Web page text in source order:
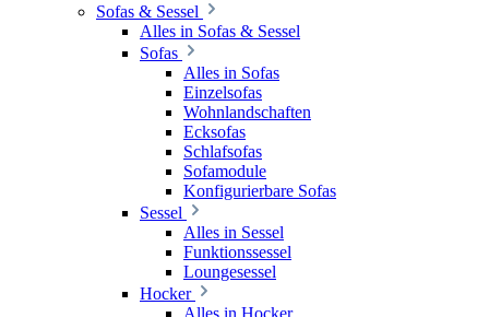
Sofas & Sessel
Alles in Sofas & Sessel
Sofas
Alles in Sofas
Einzelsofas
Wohnlandschaften
Ecksofas
Schlafsofas
Sofamodule
Konfigurierbare Sofas
Sessel
Alles in Sessel
Funktionssessel
Loungesessel
Hocker
Alles in Hocker